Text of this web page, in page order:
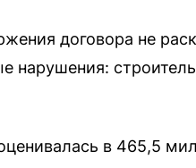
договора не
нарушения:
в 465,5